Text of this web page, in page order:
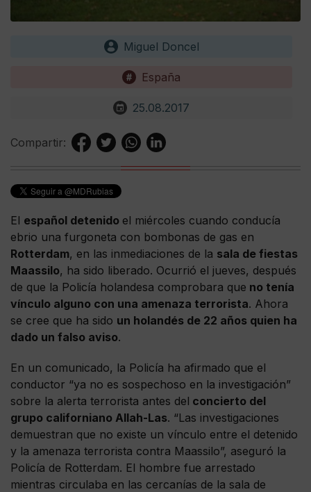
Miguel Doncel
España
25.08.2017
Compartir:
El español detenido el miércoles cuando conducía
ebrio una furgoneta con bombonas de gas en
Rotterdam, en las inmediaciones de la sala de fiestas
Maassilo, ha sido liberado. Ocurrió el jueves, después
de que la Policía holandesa comprobara que no tenía
vínculo alguno con una amenaza terrorista. Ahora
se cree que ha sido un holandés de 22 años quien ha
dado un falso aviso.
En un comunicado, la Policía ha afirmado que el
conductor “ya no es sospechoso en la investigación”
sobre la alerta terrorista antes del concierto del
grupo californiano Allah-Las. “Las investigaciones
demuestran que no existe un vínculo entre el detenido
y la amenaza terrorista contra Maassilo”, aseguró la
Policía de Rotterdam. El hombre fue arrestado
mientras circulaba en las cercanías de la sala de